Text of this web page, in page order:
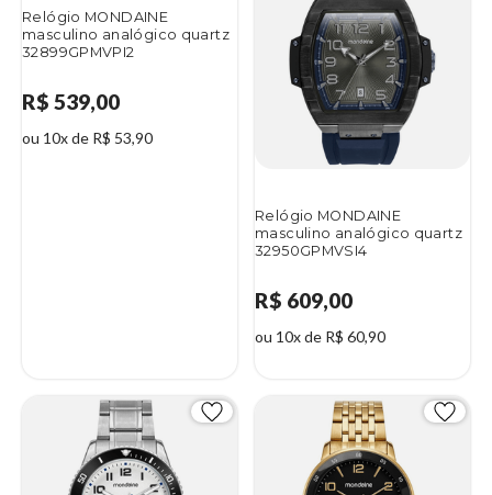
Relógio MONDAINE
masculino analógico quartz
32899GPMVPI2
R$ 539,00
ou 10x de R$ 53,90
Relógio MONDAINE
masculino analógico quartz
32950GPMVSI4
R$ 609,00
ou 10x de R$ 60,90